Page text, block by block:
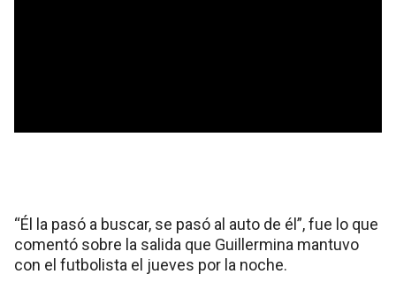
“Él la pasó a buscar, se pasó al auto de él”, fue lo que
comentó sobre la salida que Guillermina mantuvo
con el futbolista el jueves por la noche.